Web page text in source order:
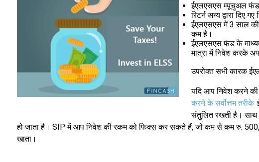
ईएलएसएस म्यूचुअल
रिटर्न अन्य द्वारा दिए
ईएलएसएस में 3 साल
कम है।
ईएलएसएस फंड के
मात्रा में निवेश करके
उपरोक्त सभी कारक
यदि आप निवेश करने
करने के सर्वोत्तम तरीके
संतुलित रखती है। साथ
हो जाता है। SIP में आप निवेश की रकम को फिक्स कर सकते हैं, जो कम से कम रु.
खाता।